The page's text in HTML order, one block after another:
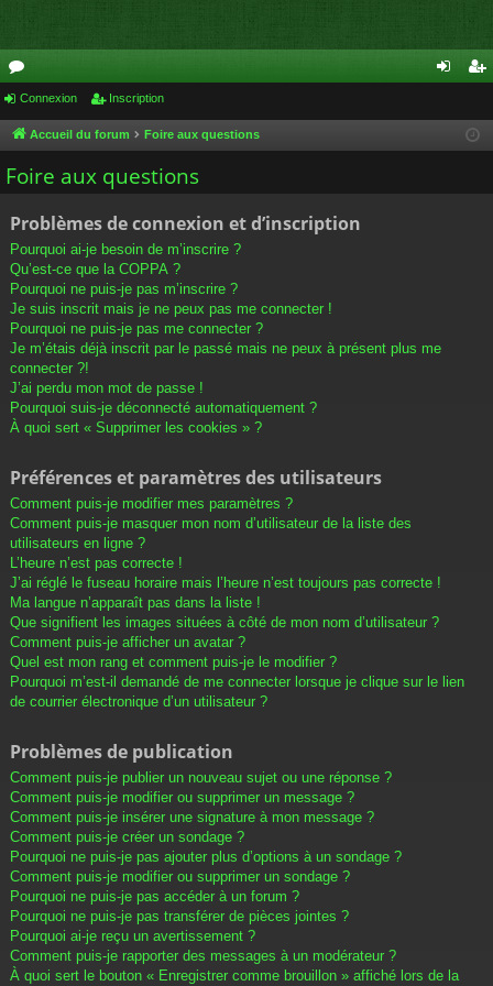
or
u
m
cri
Connexion Inscription
Accueil du forum Foire aux questions
Foire aux questions
Problèmes de connexion et d’inscription
Pourquoi ai-je besoin de m’inscrire ?
Qu’est-ce que la COPPA ?
Pourquoi ne puis-je pas m’inscrire ?
Je suis inscrit mais je ne peux pas me connecter !
Pourquoi ne puis-je pas me connecter ?
Je m’étais déjà inscrit par le passé mais ne peux à présent plus me
connecter ?!
J’ai perdu mon mot de passe !
Pourquoi suis-je déconnecté automatiquement ?
À quoi sert « Supprimer les cookies » ?
Préférences et paramètres des utilisateurs
Comment puis-je modifier mes paramètres ?
Comment puis-je masquer mon nom d’utilisateur de la liste des
utilisateurs en ligne ?
L’heure n’est pas correcte !
J’ai réglé le fuseau horaire mais l’heure n’est toujours pas correcte !
Ma langue n’apparaît pas dans la liste !
Que signifient les images situées à côté de mon nom d’utilisateur ?
Comment puis-je afficher un avatar ?
Quel est mon rang et comment puis-je le modifier ?
Pourquoi m’est-il demandé de me connecter lorsque je clique sur le lien
de courrier électronique d’un utilisateur ?
Problèmes de publication
Comment puis-je publier un nouveau sujet ou une réponse ?
Comment puis-je modifier ou supprimer un message ?
Comment puis-je insérer une signature à mon message ?
Comment puis-je créer un sondage ?
Pourquoi ne puis-je pas ajouter plus d’options à un sondage ?
Comment puis-je modifier ou supprimer un sondage ?
Pourquoi ne puis-je pas accéder à un forum ?
Pourquoi ne puis-je pas transférer de pièces jointes ?
Pourquoi ai-je reçu un avertissement ?
Comment puis-je rapporter des messages à un modérateur ?
À quoi sert le bouton « Enregistrer comme brouillon » affiché lors de la